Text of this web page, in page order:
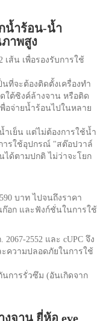
น้ำร้อน-น้ำ
าพสูง
ส้น เพื่อรองรับการใช้
ที่จะต้องติดตั้งเครื่องทำ
ใต้ซิงค์ล้างจาน หรือติด
อจ่ายน้ำร้อนไปในหลาย
เย็น แต่ไม่ต้องการใช้น้ำ
ารใช้อุปกรณ์ "สต๊อปวาล์
ได้ตามปกติ ไม่ว่าจะโยก
บาท ไปจนถึงราคา
ก๊อก และฟังก์ชั่นในการใช้
2552 และ cUPC จึง
ความปลอดภัยในการใช้
การรั่วซึม (อันเกิดจาก
จาน ยี่ห้อ eve